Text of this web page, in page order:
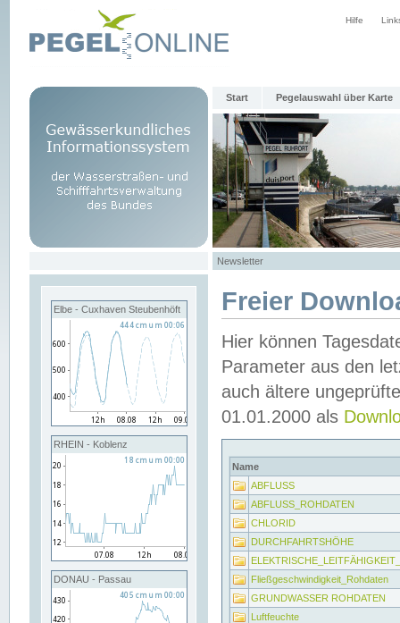
Hilfe
Start Pegelauswahl über Karte
Newsletter
Elbe - Cuxhaven Steubenhöft
RHEIN - Koblenz
DONAU - Passau
Freier
Hier können
Parameter aus den
auch ältere
01.01.2000 als
Name
ABFLUSS
ABFLUSS_ROHDATEN
CHLORID
DURCHFAHRTSHÖHE
Fließgeschwindigkeit_Rohdaten
GRUNDWASSER ROHDATEN
Luftfeuchte